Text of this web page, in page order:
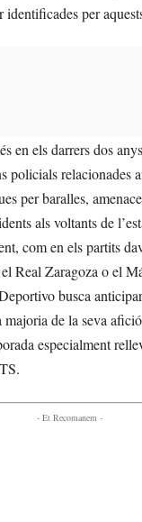
identificades per
en els darrers dos
policials relacionades
per baralles,
als voltants de
com en els partits
Real Zaragoza o el
busca
de la seva
especialment
- Et Recomanem -